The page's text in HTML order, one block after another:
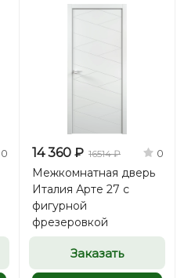
0 14 360 ₽ 16514 ₽ 0
Межкомнатная дверь
Италия Арте 27 с
фигурной
фрезеровкой
Заказать